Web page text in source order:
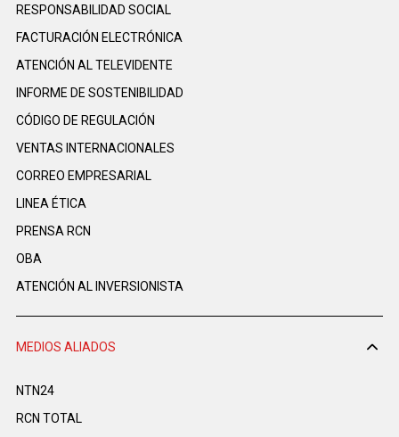
RESPONSABILIDAD SOCIAL
FACTURACIÓN ELECTRÓNICA
ATENCIÓN AL TELEVIDENTE
INFORME DE SOSTENIBILIDAD
CÓDIGO DE REGULACIÓN
VENTAS INTERNACIONALES
CORREO EMPRESARIAL
LINEA ÉTICA
PRENSA RCN
OBA
ATENCIÓN AL INVERSIONISTA
MEDIOS ALIADOS
NTN24
RCN TOTAL